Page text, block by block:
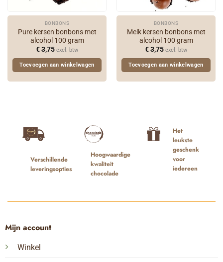
BONBONS
Pure kersen bonbons met
alcohol 100 gram
€3,75 excl. btw
Toevoegen aan winkelwagen
BONBONS
Melk kersen bonbons met
alcohol 100 gram
€3,75 excl. btw
Toevoegen aan winkelwagen
Verschillende
leveringsopties
Hoogwaardige
kwaliteit
chocolade
Het
leukste
geschenk
voor
iedereen
Mijn account
Winkel